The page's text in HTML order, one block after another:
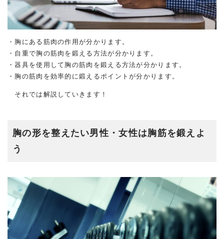
・胸にある筋肉の作用が分かります。
・自重で胸の筋肉を鍛える方法が分かります。
・器具を使用して胸の筋肉を鍛える方法が分かります。
・胸の筋肉を効率的に鍛えるポイントが分かります。
それでは解説していきます！
胸の形を整えたい男性・女性は胸筋を鍛えよ
う